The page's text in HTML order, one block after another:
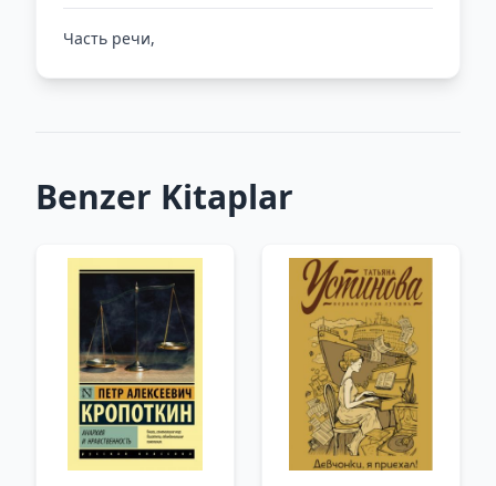
Часть речи,
Benzer Kitaplar